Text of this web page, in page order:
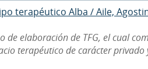
terapéutico Alba / Aile,
elaboración de TFG, el cual
terapéutico de carácter